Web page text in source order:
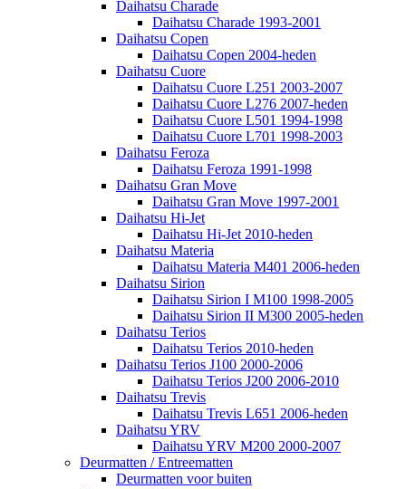
Daihatsu Charade
Daihatsu Charade 1993-2001
Daihatsu Copen
Daihatsu Copen 2004-heden
Daihatsu Cuore
Daihatsu Cuore L251 2003-2007
Daihatsu Cuore L276 2007-heden
Daihatsu Cuore L501 1994-1998
Daihatsu Cuore L701 1998-2003
Daihatsu Feroza
Daihatsu Feroza 1991-1998
Daihatsu Gran Move
Daihatsu Gran Move 1997-2001
Daihatsu Hi-Jet
Daihatsu Hi-Jet 2010-heden
Daihatsu Materia
Daihatsu Materia M401 2006-heden
Daihatsu Sirion
Daihatsu Sirion I M100 1998-2005
Daihatsu Sirion II M300 2005-heden
Daihatsu Terios
Daihatsu Terios 2010-heden
Daihatsu Terios J100 2000-2006
Daihatsu Terios J200 2006-2010
Daihatsu Trevis
Daihatsu Trevis L651 2006-heden
Daihatsu YRV
Daihatsu YRV M200 2000-2007
Deurmatten / Entreematten
Deurmatten voor buiten